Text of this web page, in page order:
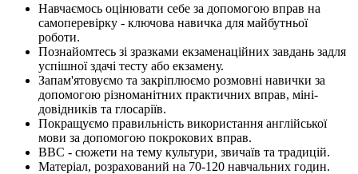
Навчаємось оцінювати себе за допомогою вправ на
самоперевірку - ключова навичка для майбутньої
роботи.
Познайомтесь зі зразками екзаменаційних завдань задля
успішної здачі тесту або екзамену.
Запам'ятовуємо та закріплюємо розмовні навички за
допомогою різноманітних практичних вправ, міні-
довідників та глосаріїв.
Покращуємо правильність використання англійської
мови за допомогою покрокових вправ.
ВВС - сюжети на тему культури, звичаїв та традицій.
Матеріал, розрахований на 70-120 навчальних годин.